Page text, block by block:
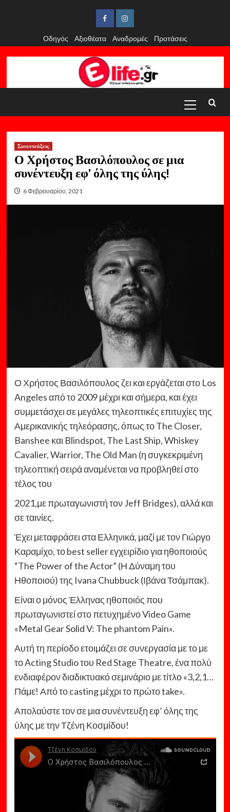
FacebookInstagram
Οδηγός
Αξιοθέατα Αναδρομές Προτάσεις
Menu
Συνεντεύξεις
Ο Χρήστος Βασιλόπουλος σε μια
συνέντευξη εφ’ όλης της ύλης!
6 Φεβρουαρίου, 2021
Ο Χρήστος Βασιλόπουλος ζει και εργάζεται στο Los
Angeles από το 2009 μέχρι και σήμερα, και έχει
συμμετάσχει σε μεγάλες τηλεοπτικές επιτυχίες της
Αμερικανικής τηλεόρασης, όπως το The Closer,
Banshee και Blindspot, The Last Ship, Whiskey
Cavalier, Warrior, The Old Man (η συγκεκριμένη
τηλεοπτική σειρά αναμένεται να προβληθεί στο
τέλος του
2021,με πρωταγωνιστή τον Jeff Bridges), αλλά και
σε ταινίες.
Έχει μεταφράσει στα Ελληνικά, μαζί με τον Γιώργο
Καραμίχο, το best seller εγχειρίδιο για ηθοποιούς
“The Power of the Actor” (Η Δύναμη του
Ηθοποιού) της Ivana Chubbuck (Ιβάνα Τσάμπακ).
Είναι ο μόνος Έλληνας ηθοποιός που
πρωταγωνιστεί στο πετυχημένο Video Game
«Metal Gear Solid V: The phantom Pain».
Αυτή τη περίοδο ετοιμάζει σε συνεργασία με το με
το Acting Studio του Red Stage Theatre, ένα πολύ
ενδιαφέρον διαδικτυακό σεμινάριο με τίτλο «3,2,1…
Πάμε! Από το casting μέχρι το πρώτο take».
Απολαύστε τον σε μια συνέντευξη εφ’ όλης της
ύλης με την Τζένη Κοσμίδου!